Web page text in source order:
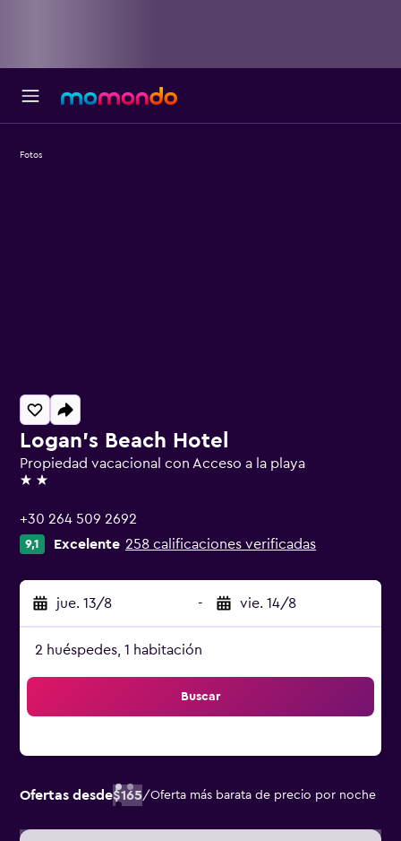
Logan's Beach Hotel
Propiedad vacacional con Acceso a la playa
2 estrellas
+30 264 509 2692
9,1 Excelente 258 calificaciones verificadas
jue. 13/8 - vie. 14/8
2 huéspedes, 1 habitación
Buscar
Ofertas desde$165/Oferta más barata de precio por noche
Fotos